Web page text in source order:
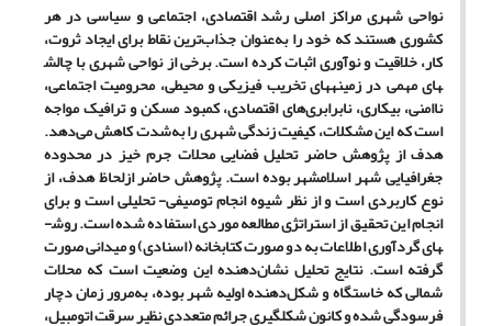
نواحی شهری مراکز اصلی رشد اقتصادی، اجتماعی و سیاسی در هر
کشوری هستند که خود را به‌عنوان جذاب‌ترین نقاط برای ایجاد ثروت،
کار، خلاقیت و نوآوری اثبات کرده است. برخی از نواحی شهری با چالش
های مهمی در زمینههای تخریب فیزیکی و محیطی، محرومیت اجتماعی،
ناامنی، بیکاری، نابرابری‌های اقتصادی، کمبود مسکن و ترافیک مواجه
است که این مشکلات، کیفیت زندگی شهری را به‌شدت کاهش می‌دهد.
هدف از پژوهش حاضر تحلیل فضایی محلات جرم خیز در محدوده
جغرافیایی شهر اسلامشهر بوده است. پژوهش حاضر ازلحاظ هدف، از
نوع کاربردی است و از نظر شیوه انجام توصیفی- تحلیلی است و برای
انجام این تحقیق از استراتژی مطالعه موردی استفاده ‌شده است. روش­
های گردآوری اطلاعات به دو صورت کتابخانه (اسنادی) و میدانی صورت
گرفته است. نتایج تحلیل نشان‌دهنده این وضعیت است که محلات
شمالی که خاستگاه و شکل‌دهنده اولیه شهر بوده، به‌مرور زمان دچار
فرسودگی شده و کانون شکلگیری جرائم متعددی نظیر سرقت اتومبیل،